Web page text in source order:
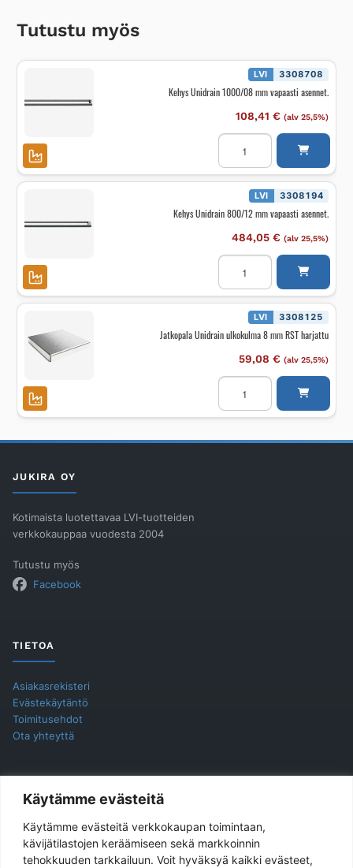
Käytämme evästeitä
Käytämme evästeitä verkkokaupan toimintaan,
kävijätilastojen keräämiseen sekä markkoinnin
tehokkuuden tarkkailuun. Voit hyväksyä kaikki evästeet,
Tutustu myös
LVI 3308708
Kehys Unidrain 1000/08 mm vapaasti asennet.
108,41 € (alv 25,5%)
Kehys
Unidrain
1000/08
mm
vapaasti
asennet.
määrä
LVI 3308194
Kehys Unidrain 800/12 mm vapaasti asennet.
484,05 € (alv 25,5%)
Kehys
Unidrain
800/12
mm
vapaasti
asennet.
määrä
LVI 3308125
Jatkopala Unidrain ulkokulma 8 mm RST harjattu
59,08 € (alv 25,5%)
Jatkopala
Unidrain
ulkokulma
8
harjattu
JUKIRA OY
Kotimaista luotettavaa LVI-tuotteiden
verkkokauppaa vuodesta 2004
Tutustu myös
Facebook
TIETOA
Asiakasrekisteri
Evästekäytäntö
Toimitusehdot
Ota yhteyttä
YHTEYSTIEDOT
Jukira Oy
Haarlankatu 4 B 2